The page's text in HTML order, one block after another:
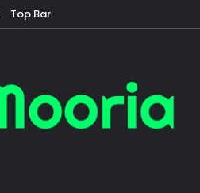
Top Bar
veta om nyheter!